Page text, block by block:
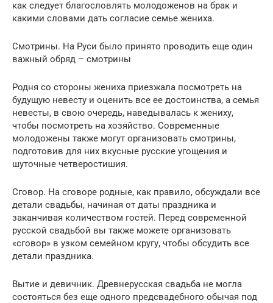
как следует благословлять молодоженов на брак и
какими словами дать согласие семье жениха.
Смотрины. На Руси было принято проводить еще один
важный обряд – смотрины
Родня со стороны жениха приезжала посмотреть на
будущую невесту и оценить все ее достоинства, а семья
невесты, в свою очередь, наведывалась к жениху,
чтобы посмотреть на хозяйство. Современные
молодожены также могут организовать смотрины,
подготовив для них вкусные русские угощения и
шуточные четверостишия.
Сговор. На сговоре родные, как правило, обсуждали все
детали свадьбы, начиная от даты праздника и
заканчивая количеством гостей. Перед современной
русской свадьбой вы также можете организовать
«сговор» в узком семейном кругу, чтобы обсудить все
детали праздника.
Вытие и девичник. Древнерусская свадьба не могла
состояться без еще одного предсвадебного обычая под